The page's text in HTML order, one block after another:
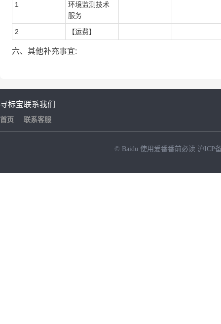
1
环境监测技术
服务
2 【运费】
六、其他补充事宜:
寻标宝
首页
联系我们
联系客服
© Baidu 使用爱番番前必读 沪ICP